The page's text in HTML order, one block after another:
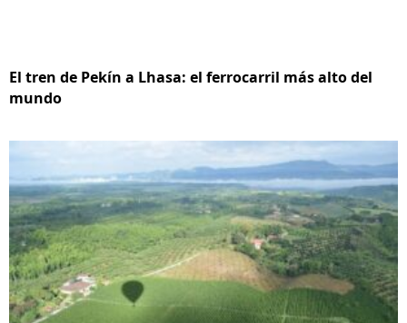
El tren de Pekín a Lhasa: el ferrocarril más alto del
mundo